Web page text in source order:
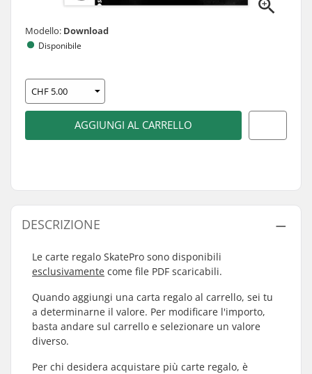
Modello: Download
Disponibile
AGGIUNGI AL CARRELLO
DESCRIZIONE
Le carte regalo SkatePro sono disponibili
esclusivamente come file PDF scaricabili.
Quando aggiungi una carta regalo al carrello, sei tu
a determinarne il valore. Per modificare l'importo,
basta andare sul carrello e selezionare un valore
diverso.
Per chi desidera acquistare più carte regalo, è